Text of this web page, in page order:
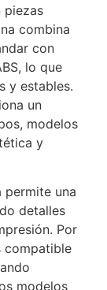
piezas
combina
con
lo que
y estables.
un
modelos
y
permite una
detalles
Por
compatible
modelos